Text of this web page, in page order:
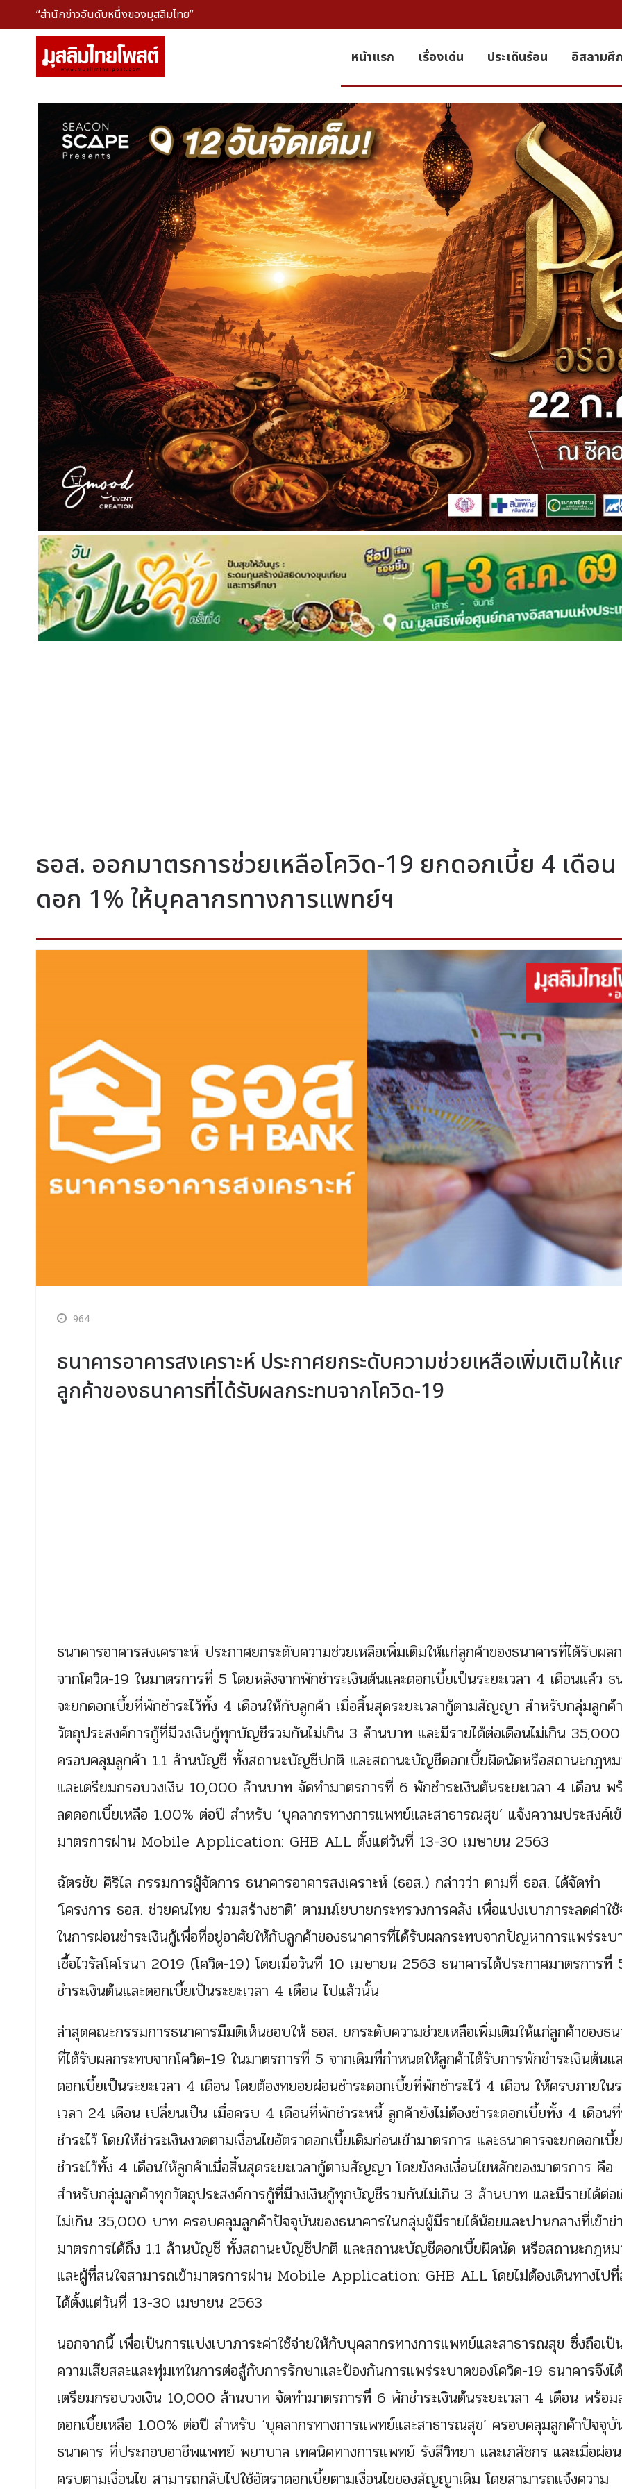
“สำนักข่าวอันดับหนึ่งของมุสลิมไทย”
หน้าแรก เรื่องเด่น ประเด็นร้อน อิสลามศึ
ธอส. ออกมาตรการช่วยเหลือโควิด-19 ยกดอกเบี้ย 4 เดือ
ดอก 1% ให้บุคลากรทางการแพทย์ฯ
964
ธนาคารอาคารสงเคราะห์ ประกาศยกระดับความช่วยเหลือเพิ่มเติมให้แ
ลูกค้าของธนาคารที่ได้รับผลกระทบจากโควิด-19
ธนาคารอาคารสงเคราะห์ ประกาศยกระดับความช่วยเหลือเพิ่มเติมให้แก่ลูกค้าของธนาคารที่ได้รับผล
จากโควิด-19 ในมาตรการที่ 5 โดยหลังจากพักชำระเงินต้นและดอกเบี้ยเป็นระยะเวลา 4 เดือนแล้ว ธ
จะยกดอกเบี้ยที่พักชำระไว้ทั้ง 4 เดือนให้กับลูกค้า เมื่อสิ้นสุดระยะเวลากู้ตามสัญญา สำหรับกลุ่มลูกค้
วัตถุประสงค์การกู้ที่มีวงเงินกู้ทุกบัญชีรวมกันไม่เกิน 3 ล้านบาท และมีรายได้ต่อเดือนไม่เกิน
ครอบคลุมลูกค้า 1.1 ล้านบัญชี ทั้งสถานะบัญชีปกติ และสถานะบัญชีดอกเบี้ยผิดนัดหรือสถานะกฎห
และเตรียมกรอบวงเงิน 10,000 ล้านบาท จัดทำมาตรการที่ 6 พักชำระเงินต้นระยะเวลา 4 เดือน พ
ลดดอกเบี้ยเหลือ 1.00% ต่อปี สำหรับ ‘บุคลากรทางการแพทย์และสาธารณสุข’ แจ้งความประสงค์เ
มาตรการผ่าน Mobile Application: GHB ALL ตั้งแต่วันที่ 13-30 เมษายน 2563
ฉัตรชัย ศิริไล กรรมการผู้จัดการ ธนาคารอาคารสงเคราะห์ (ธอส.) กล่าวว่า ตามที่ ธอส. ได้จัดทำ
‘โครงการ ธอส. ช่วยคนไทย ร่วมสร้างชาติ’ ตามนโยบายกระทรวงการคลัง เพื่อแบ่งเบาภาระลดค่าใ
ในการผ่อนชำระเงินกู้เพื่อที่อยู่อาศัยให้กับลูกค้าของธนาคารที่ได้รับผลกระทบจากปัญหาการแพร่ระบ
เชื้อไวรัสโคโรนา 2019 (โควิด-19) โดยเมื่อวันที่ 10 เมษายน 2563 ธนาคารได้ประกาศมาตรการ
ชำระเงินต้นและดอกเบี้ยเป็นระยะเวลา 4 เดือน ไปแล้วนั้น
ล่าสุดคณะกรรมการธนาคารมีมติเห็นชอบให้ ธอส. ยกระดับความช่วยเหลือเพิ่มเติมให้แก่ลูกค้าของธ
ที่ได้รับผลกระทบจากโควิด-19 ในมาตรการที่ 5 จากเดิมที่กำหนดให้ลูกค้าได้รับการพักชำระเงินต้นแ
ดอกเบี้ยเป็นระยะเวลา 4 เดือน โดยต้องทยอยผ่อนชำระดอกเบี้ยที่พักชำระไว้ 4 เดือน ให้ครบภายใน
เวลา 24 เดือน เปลี่ยนเป็น เมื่อครบ 4 เดือนที่พักชำระหนี้ ลูกค้ายังไม่ต้องชำระดอกเบี้ยทั้ง 4 เดือน
ชำระไว้ โดยให้ชำระเงินงวดตามเงื่อนไขอัตราดอกเบี้ยเดิมก่อนเข้ามาตรการ และธนาคารจะยกดอกเ
ชำระไว้ทั้ง 4 เดือนให้ลูกค้าเมื่อสิ้นสุดระยะเวลากู้ตามสัญญา โดยยังคงเงื่อนไขหลักของมาตรการ คือ
สำหรับกลุ่มลูกค้าทุกวัตถุประสงค์การกู้ที่มีวงเงินกู้ทุกบัญชีรวมกันไม่เกิน 3 ล้านบาท และมีรายได้ต่อ
ไม่เกิน 35,000 บาท ครอบคลุมลูกค้าปัจจุบันของธนาคารในกลุ่มผู้มีรายได้น้อยและปานกลางที่เข้าข่
มาตรการได้ถึง 1.1 ล้านบัญชี ทั้งสถานะบัญชีปกติ และสถานะบัญชีดอกเบี้ยผิดนัด หรือสถานะกฎห
และผู้ที่สนใจสามารถเข้ามาตรการผ่าน Mobile Application: GHB ALL โดยไม่ต้องเดินทางไปที่
ได้ตั้งแต่วันที่ 13-30 เมษายน 2563
นอกจากนี้ เพื่อเป็นการแบ่งเบาภาระค่าใช้จ่ายให้กับบุคลากรทางการแพทย์และสาธารณสุข ซึ่งถือเ
ความเสียสละและทุ่มเทในการต่อสู้กับการรักษาและป้องกันการแพร่ระบาดของโควิด-19 ธนาคารจึงได้
เตรียมกรอบวงเงิน 10,000 ล้านบาท จัดทำมาตรการที่ 6 พักชำระเงินต้นระยะเวลา 4 เดือน พร้อ
ดอกเบี้ยเหลือ 1.00% ต่อปี สำหรับ ‘บุคลากรทางการแพทย์และสาธารณสุข’ ครอบคลุมลูกค้าปัจจุบั
ธนาคาร ที่ประกอบอาชีพแพทย์ พยาบาล เทคนิคทางการแพทย์ รังสีวิทยา และเภสัชกร และเมื่อผ่อ
ครบตามเงื่อนไข สามารถกลับไปใช้อัตราดอกเบี้ยตามเงื่อนไขของสัญญาเดิม โดยสามารถแจ้งความ